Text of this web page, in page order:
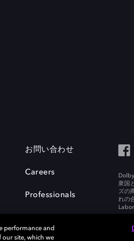
お問い合わせ
Careers
Professionals
衆国
ズの
れの
performance and
site, which we